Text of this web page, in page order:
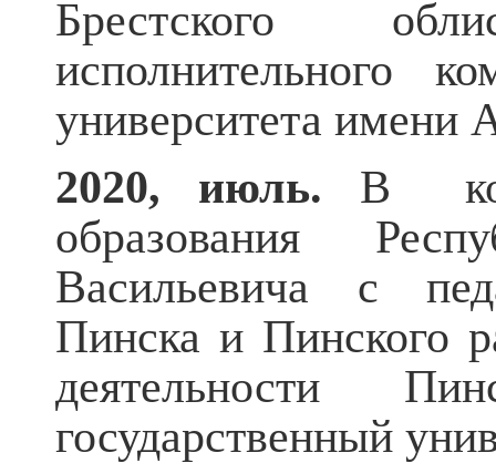
Брестского
исполнительного
университета
2020, июль. В
образования
Васильевича с
Пинска и Пинского
деятельности
государственный